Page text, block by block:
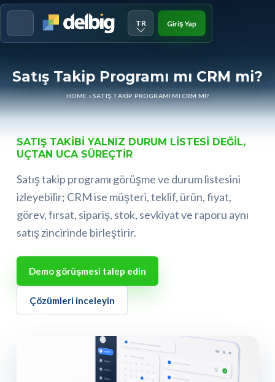
TR Giriş Yap
Satış Takip Programı mı CRM mi?
HOME »SATIŞ TAKIP PROGRAMI MI CRM MI?
SATIŞ TAKIBI YALNIZ DURUM LISTESI DEĞIL,
UÇTAN UCA SÜREÇTIR
Satış takip programı görüşme ve durum listesini
izleyebilir; CRM ise müşteri, teklif, ürün, fiyat,
görev, fırsat, sipariş, stok, sevkiyat ve raporu aynı
satış zincirinde birleştirir.
Demo görüşmesi talep edin
Çözümleri inceleyin